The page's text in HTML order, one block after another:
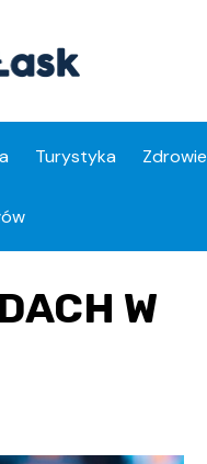
Turystyka Zdrowie
W